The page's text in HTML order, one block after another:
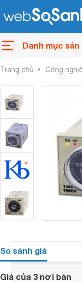
Danh mục sản
Trang chủ Công
So sánh giá
Giá của 3 nơi bán